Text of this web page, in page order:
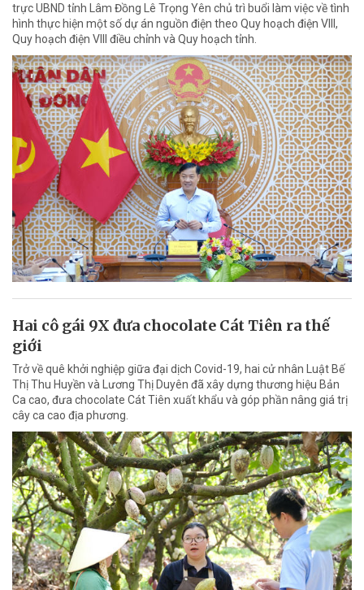
trực UBND tỉnh Lâm Đồng Lê Trọng Yên chủ trì buổi làm việc về tình
hình thực hiện một số dự án nguồn điện theo Quy hoạch điện VIII,
Quy hoạch điện VIII điều chỉnh và Quy hoạch tỉnh.
Hai cô gái 9X đưa chocolate Cát Tiên ra thế
giới
Trở về quê khởi nghiệp giữa đại dịch Covid-19, hai cử nhân Luật Bế
Thị Thu Huyền và Lương Thị Duyên đã xây dựng thương hiệu Bản
Ca cao, đưa chocolate Cát Tiên xuất khẩu và góp phần nâng giá trị
cây ca cao địa phương.